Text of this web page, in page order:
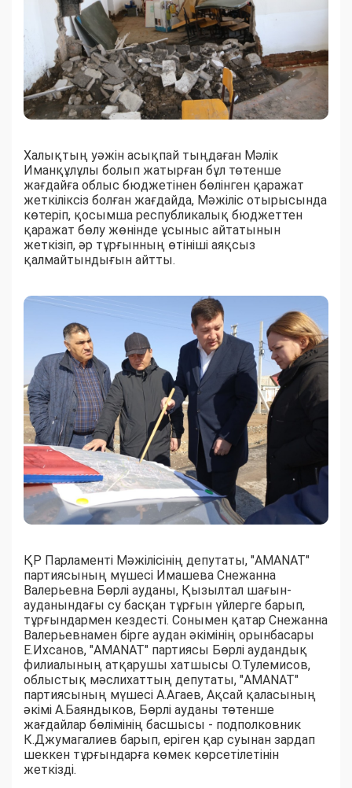
Халықтың уәжін асықпай тыңдаған Мәлік
Иманқұлұлы болып жатырған бұл төтенше
жағдайға облыс бюджетінен бөлінген қаражат
жеткіліксіз болған жағдайда, Мәжіліс отырысында
көтеріп, қосымша республикалық бюджеттен
қаражат бөлу жөнінде ұсыныс айтатынын
жеткізіп, әр тұрғынның өтініші аяқсыз
қалмайтындығын айтты.
ҚР Парламенті Мәжілісінің депутаты, "AMANAT"
партиясының мүшесі Имашева Снежанна
Валерьевна Бөрлі ауданы, Қызылтал шағын-
ауданындағы су басқан тұрғын үйлерге барып,
тұрғындармен кездесті. Сонымен қатар Снежанна
Валерьевнамен бірге аудан әкімінің орынбасары
Е.Ихсанов, "AMANAT" партиясы Бөрлі аудандық
филиалының атқарушы хатшысы О.Тулемисов,
облыстық мәслихаттың депутаты, "AMANAT"
партиясының мүшесі А.Агаев, Ақсай қаласының
әкімі А.Баяндыков, Бөрлі ауданы төтенше
жағдайлар бөлімінің басшысы - подполковник
К.Джумагалиев барып, еріген қар суынан зардап
шеккен тұрғындарға көмек көрсетілетінін
жеткізді.